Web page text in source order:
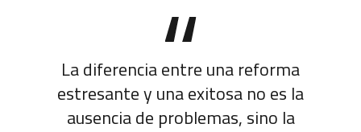
La diferencia entre una reforma
estresante y una exitosa no es la
ausencia de problemas, sino la